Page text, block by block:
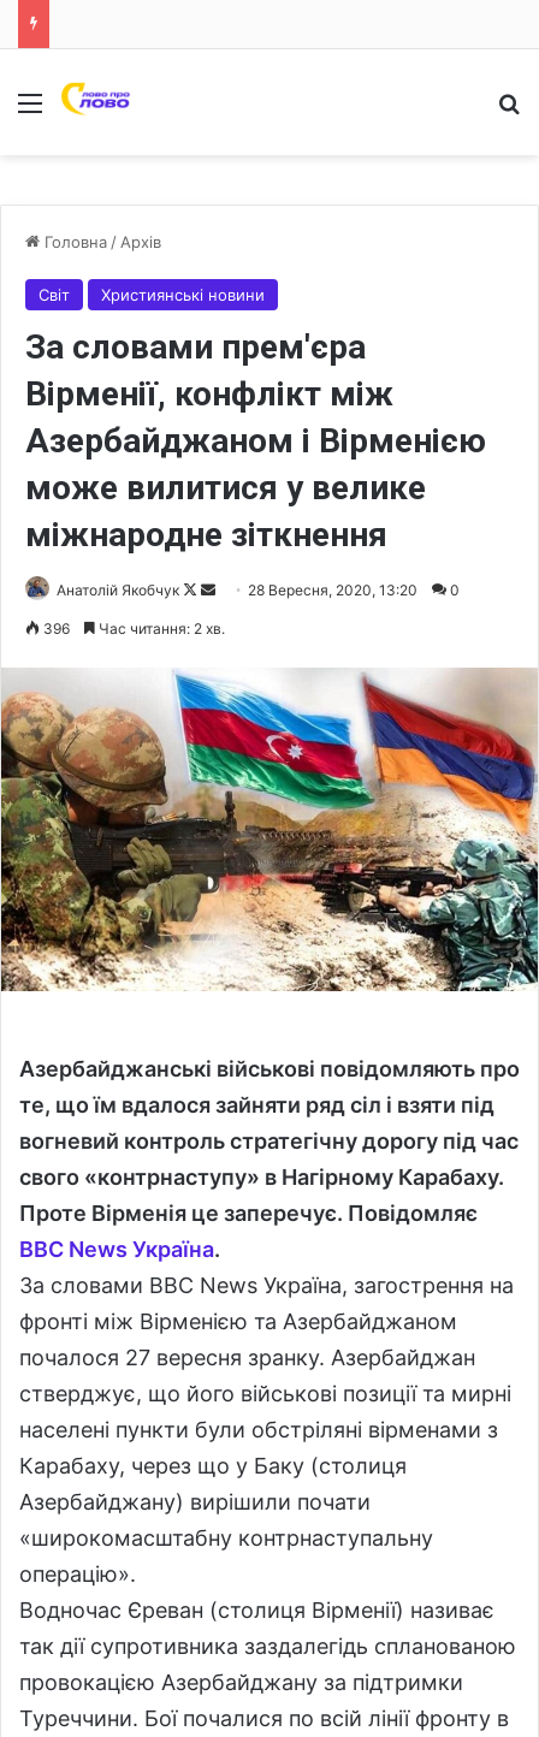
Меню
Головна / Архів
Світ Християнські новини
За словами прем'єра
Вірменії, конфлікт між
Азербайджаном і Вірменією
може вилитися у велике
міжнародне зіткнення
Анатолій Якобчук
F
l
o
w
o
n
X
d
a
n
e
m
a
i
l
28 Вересня, 2020, 13:20 0
396 Час читання: 2 хв.
Азербайджанські військові повідомляють про
те, що їм вдалося зайняти ряд сіл і взяти під
вогневий контроль стратегічну дорогу під час
свого «контрнаступу» в Нагірному Карабаху.
Проте Вірменія це заперечує. Повідомляє
BBC News Україна.
За словами BBC News Україна, загострення на
фронті між Вірменією та Азербайджаном
почалося 27 вересня зранку. Азербайджан
стверджує, що його військові позиції та мирні
населені пункти були обстріляні вірменами з
Карабаху, через що у Баку (столиця
Азербайджану) вирішили почати
«широкомасштабну контрнаступальну
операцію».
Водночас Єреван (столиця Вірменії) називає
так дії супротивника заздалегідь спланованою
провокацією Азербайджану за підтримки
Туреччини. Бої почалися по всій лінії фронту в